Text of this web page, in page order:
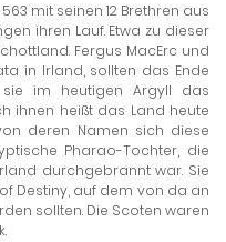
mit seinen 12 Brethren aus
ihren Lauf. Etwa zu dieser
Fergus MacErc und
in Irland, sollten das Ende
im heutigen Argyll das
ihnen heißt das Land heute
deren Namen sich diese
Pharao-Tochter, die
durchgebrannt war. Sie
Destiny, auf dem von da an
sollten. Die Scoten waren